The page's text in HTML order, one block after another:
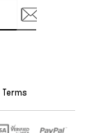
Terms